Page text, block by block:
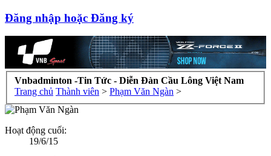
Đăng nhập hoặc Đăng ký
Vnbadminton -Tin Tức - Diễn Đàn Cầu Lông Việt Nam
Trang chủ Thành viên > Phạm Văn Ngàn >
Hoạt động cuối:
19/6/15